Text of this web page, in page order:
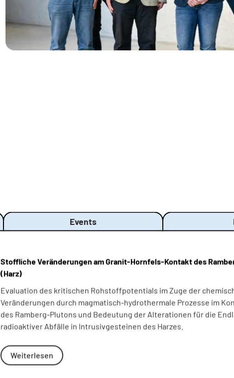
Events
Stoffliche Veränderungen am Granit-Hornfels-Kontakt des
(Harz)
Evaluation des kritischen Rohstoffpotentials im Zuge der
Veränderungen durch magmatisch-hydrothermale Prozesse im
des Ramberg-Plutons und Bedeutung der Alterationen für die
radioaktiver Abfälle in Intrusivgesteinen des Harzes.
Weiterlesen